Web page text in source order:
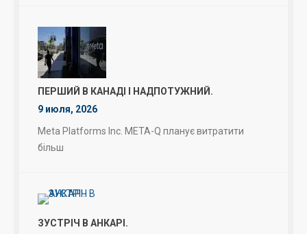
ПЕРШИЙ В КАНАДІ І НАДПОТУЖНИЙ.
9 июля, 2026
Meta Platforms Inc. META-Q планує витратити
більш
ЗУСТРІЧ В АНКАРІ.